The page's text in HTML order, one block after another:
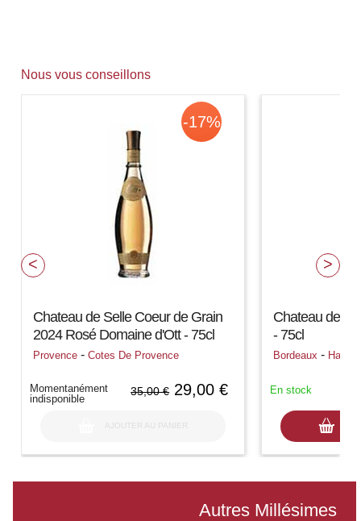
Nous vous conseillons
Chateau de Selle Coeur de Grain
2024 Rosé Domaine d'Ott - 75cl
Provence -Cotes De Provence
35,00 € 29,00 €
AJOUTER AU PANIER
Momentanément
indisponible
-17%
Chateau de
- 75cl
Bordeaux - Haut
En stock
Autres Millésimes